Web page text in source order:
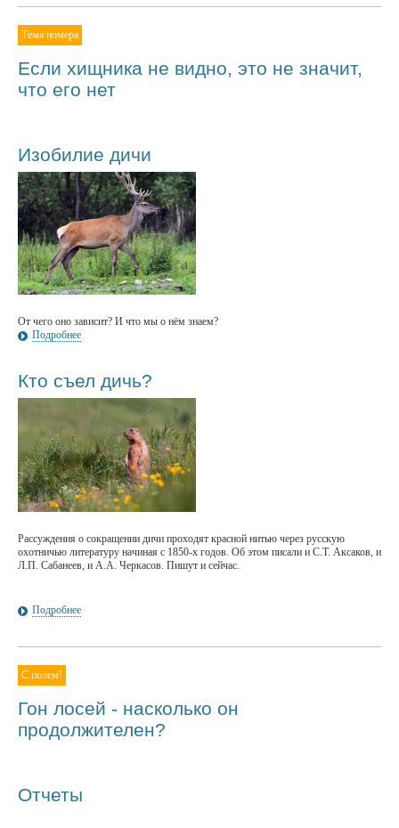
Тема номера
Если хищника не видно, это не значит,
что его нет
Изобилие дичи
От чего оно зависит? И что мы о нём знаем?
Подробнее
Кто съел дичь?
Рассуждения о сокращении дичи проходят красной нитью через русскую
охотничью литературу начиная с 1850-х годов. Об этом писали и С.Т. Аксаков, и
Л.П. Сабанеев, и А.А. Черкасов. Пишут и сейчас.
Подробнее
С полем!
Гон лосей - насколько он
продолжителен?
Отчеты